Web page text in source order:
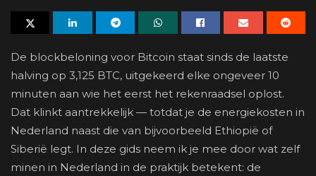
De blockbeloning voor Bitcoin staat sinds de laatste
halving op 3,125 BTC, uitgekeerd elke ongeveer 10
minuten aan wie het eerst het rekenraadsel oplost.
Dat klinkt aantrekkelijk — totdat je de energiekosten in
Nederland naast die van bijvoorbeeld Ethiopië of
Siberië legt. In deze gids neem ik je mee door wat zelf
minen in Nederland in de praktijk betekent: de